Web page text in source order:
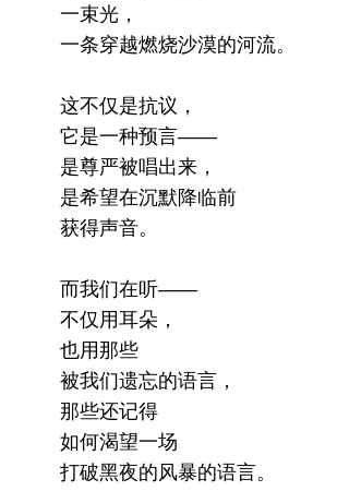
一束光，
一条穿越燃烧沙漠的河流。
这不仅是抗议，
它是一种预言——
是尊严被唱出来，
是希望在沉默降临前
获得声音。
而我们在听——
不仅用耳朵，
也用那些
被我们遗忘的语言，
那些还记得
如何渴望一场
打破黑夜的风暴的语言。